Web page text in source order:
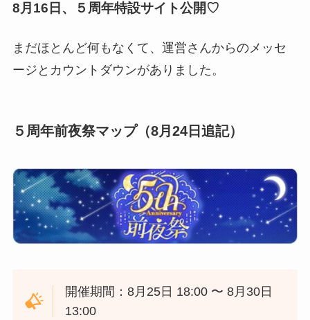
8月16日、５周年特設サイト公開♡
まだほとんど何もなくて、運営さんからのメッセ
ージとカウントダウンがありました。
５周年前夜祭マップ（8月24日追記）
開催期間：8月25日 18:00 〜 8月30日
13:00